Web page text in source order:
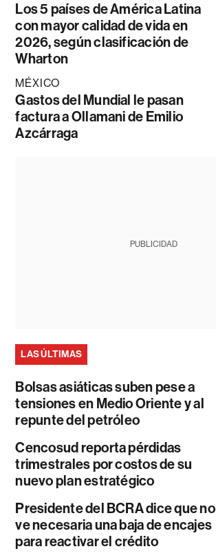
Los 5 países de América Latina
con mayor calidad de vida en
2026, según clasificación de
Wharton
MÉXICO
Gastos del Mundial le pasan
factura a Ollamani de Emilio
Azcárraga
PUBLICIDAD
LAS ÚLTIMAS
Bolsas asiáticas suben pese a
tensiones en Medio Oriente y al
repunte del petróleo
Cencosud reporta pérdidas
trimestrales por costos de su
nuevo plan estratégico
Presidente del BCRA dice que no
ve necesaria una baja de encajes
para reactivar el crédito